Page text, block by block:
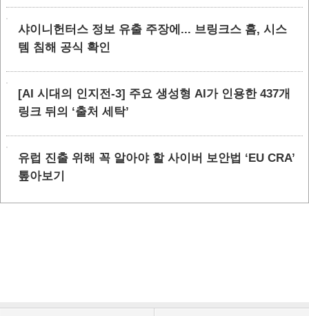
샤이니헌터스 정보 유출 주장에... 브링크스 홈, 시스
템 침해 공식 확인
[AI 시대의 인지전-3] 주요 생성형 AI가 인용한 437개
링크 뒤의 ‘출처 세탁’
유럽 진출 위해 꼭 알아야 할 사이버 보안법 ‘EU CRA’
톺아보기